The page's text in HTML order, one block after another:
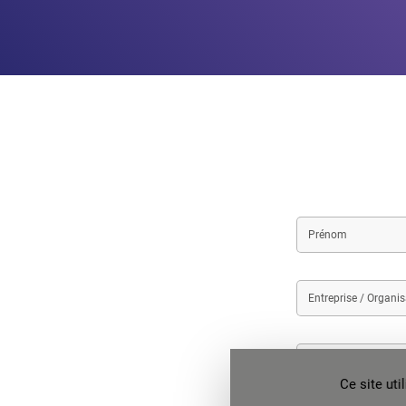
First
name
Entreprise
Organisation
Téléphone
Ce site